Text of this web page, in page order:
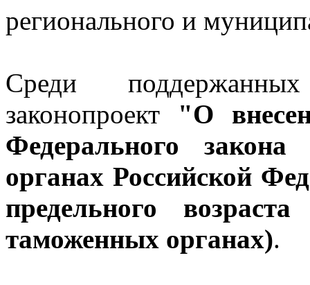
регионального и
Среди
законопроект "О
Федерального
органах Российской
предельного
таможенных органах).